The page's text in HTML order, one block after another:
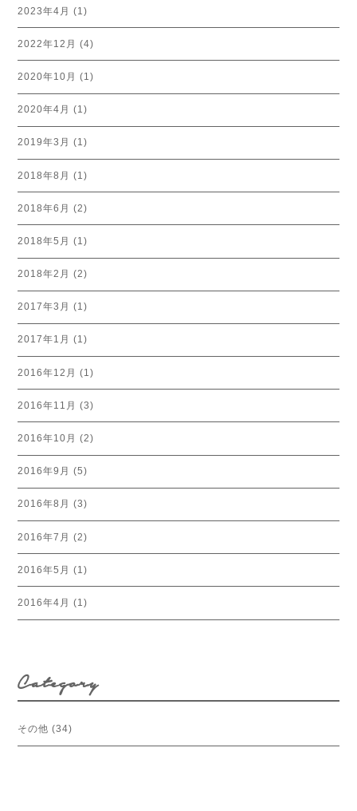
2023年4月 (1)
2022年12月 (4)
2020年10月 (1)
2020年4月 (1)
2019年3月 (1)
2018年8月 (1)
2018年6月 (2)
2018年5月 (1)
2018年2月 (2)
2017年3月 (1)
2017年1月 (1)
2016年12月 (1)
2016年11月 (3)
2016年10月 (2)
2016年9月 (5)
2016年8月 (3)
2016年7月 (2)
2016年5月 (1)
2016年4月 (1)
Category
その他 (34)